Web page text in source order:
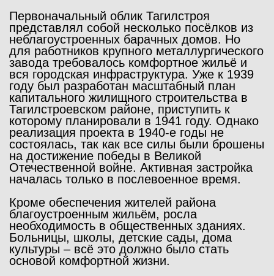
Первоначальный облик Тагилстроя
представлял собой несколько посёлков из
неблагоустроенных барачных домов. Но
для работников крупного металлургического
завода требовалось комфортное жильё и
вся городская инфраструктура. Уже к 1939
году был разработан масштабный план
капитального жилищного строительства в
Тагилстроевском районе, приступить к
которому планировали в 1941 году. Однако
реализация проекта в 1940-е годы не
состоялась, так как все силы были брошены
на достижение победы в Великой
Отечественной войне. Активная застройка
началась только в послевоенное время.
Кроме обеспечения жителей района
благоустроенным жильём, росла
необходимость в общественных зданиях.
Больницы, школы, детские сады, дома
культуры – всё это должно было стать
основой комфортной жизни.